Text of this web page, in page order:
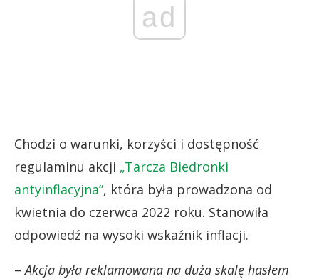
ad
Chodzi o warunki, korzyści i dostępność
regulaminu akcji „Tarcza Biedronki
antyinflacyjna”, która była prowadzona od
kwietnia do czerwca 2022 roku. Stanowiła
odpowiedź na wysoki wskaźnik inflacji.
–Akcja była reklamowana na duża skalę hasłem